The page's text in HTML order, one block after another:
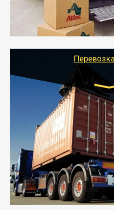
- Тайгер Логистик
качественно организует
службы или работы с
оформлением
Еврофура Тент
от 10 000 руб.
- Доставка фурой до 20 т
объемов грузов,
паллеты и россыпью в
России с гарантией полной
- Тайгер Логистик
грузоперевозкам для